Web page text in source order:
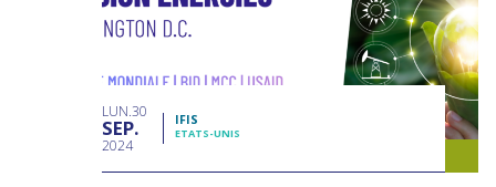
LUN 30
SEP
2024
IFIS
ETATS-UNIS